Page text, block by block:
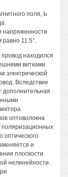
поля, Ь
напряженности
11.5°.
провод находился
витками
электрической
Вследствие
дополнительная
оптоволокна
поляризационных
оптического
и
плоскости
нелинейности.